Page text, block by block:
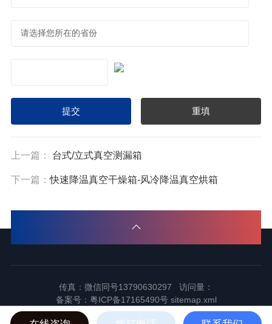
上一篇： 台式/立式真空测漏箱
下一篇：快速降温真空干燥箱-风冷降温真空烘箱
传真：微信同号13790630297 访问量：
备案号： 粤ICP备17165490号 sitemap.xml
2024东莞市谱标实验器材科技有限公司版权所有